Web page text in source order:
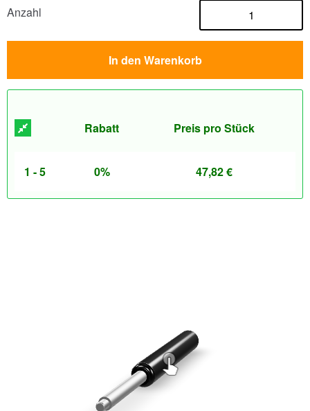
Anzahl
In den Warenkorb
Rabatt Preis pro Stück
1 - 5 0% 47,82€